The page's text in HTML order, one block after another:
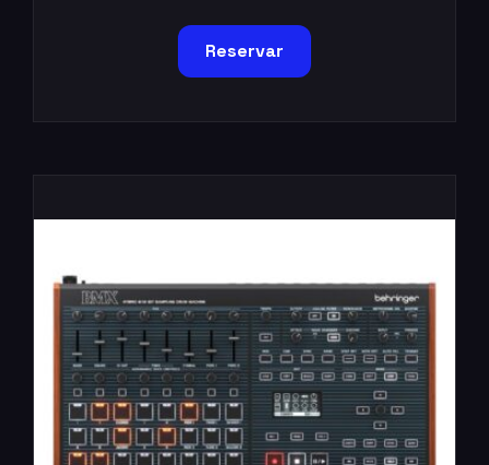
Reservar